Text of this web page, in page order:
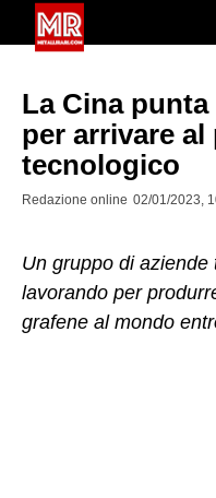
La Cina
per arrivare al
tecnologico
Redazione online 02/01/2023,
Un gruppo di
lavorando per
grafene al mondo